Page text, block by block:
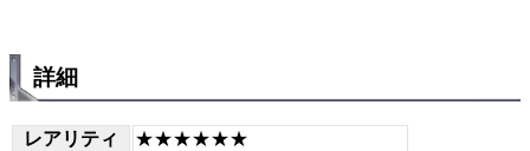
詳細
レアリティ
★★★★★★